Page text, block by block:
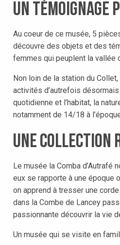
Un témoignage
Au coeur de ce musée, 5
découvre des objets et des
femmes qui peuplent la vallée
Non loin de la station du
activités d’autrefois
quotidienne et l’habitat, la
notamment de 14/18 à
Une collection
Le musée la Comba d’Autrafé
eux se rapporte à une époque
on apprend à tresser une
dans la Combe de Lancey
passionnante découvrir la vie
Un musée qui se visite en